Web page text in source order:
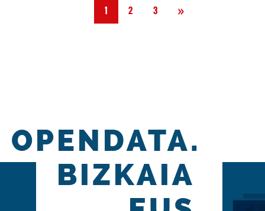
1 2 3 »Hurrengoa
OPENDATA.
BIZKAIA